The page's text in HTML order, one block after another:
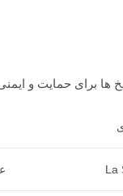
ها برای حمایت و
La